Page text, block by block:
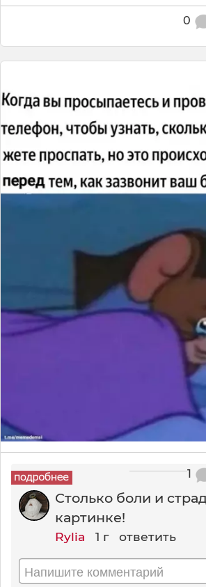
0
1
Столько боли и
картинке!
Rylia 1 г ответить